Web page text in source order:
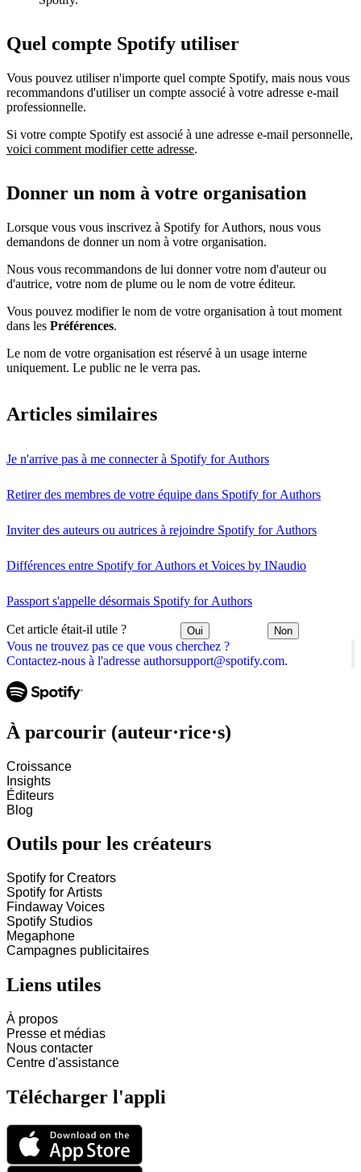
Vous ne trouvez pas ce que vous cherchez ?
Contactez-nous à l'adresse authorsupport@spotify.com.
Quel compte Spotify utiliser
Vous pouvez utiliser n'importe quel compte Spotify, mais nous vous
recommandons d'utiliser un compte associé à votre adresse e-mail
professionnelle.
Si votre compte Spotify est associé à une adresse e-mail personnelle,
voici comment modifier cette adresse.
Donner un nom à votre organisation
Lorsque vous vous inscrivez à Spotify for Authors, nous vous
demandons de donner un nom à votre organisation.
Nous vous recommandons de lui donner votre nom d'auteur ou
d'autrice, votre nom de plume ou le nom de votre éditeur.
Vous pouvez modifier le nom de votre organisation à tout moment
dans les Préférences.
Le nom de votre organisation est réservé à un usage interne
uniquement. Le public ne le verra pas.
Articles similaires
Je n'arrive pas à me connecter à Spotify for Authors
Retirer des membres de votre équipe dans Spotify for Authors
Inviter des auteurs ou autrices à rejoindre Spotify for Authors
Différences entre Spotify for Authors et Voices by INaudio
Passport s'appelle désormais Spotify for Authors
Cet article était-il utile ? Oui Non
À parcourir (auteur·rice·s)
Croissance
Insights
Éditeurs
Blog
Outils pour les créateurs
Spotify for Creators
Spotify for Artists
Findaway Voices
Spotify Studios
Megaphone
Campagnes publicitaires
Liens utiles
À propos
Presse et médias
Nous contacter
Centre d'assistance
Télécharger l'appli